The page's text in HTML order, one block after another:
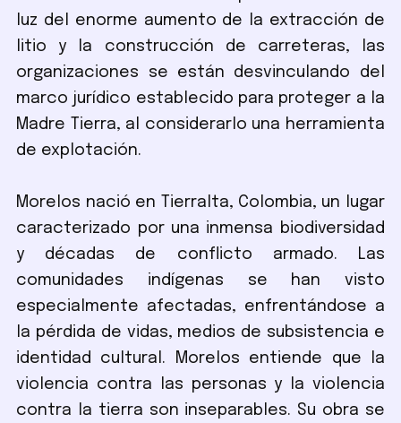
luz del enorme aumento de la extracción de
litio y la construcción de carreteras, las
organizaciones se están desvinculando del
marco jurídico establecido para proteger a la
Madre Tierra, al considerarlo una herramienta
de explotación.
Morelos nació en Tierralta, Colombia, un lugar
caracterizado por una inmensa biodiversidad
y décadas de conflicto armado. Las
comunidades indígenas se han visto
especialmente afectadas, enfrentándose a
la pérdida de vidas, medios de subsistencia e
identidad cultural. Morelos entiende que la
violencia contra las personas y la violencia
contra la tierra son inseparables. Su obra se